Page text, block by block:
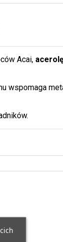
Acai,
wspomaga